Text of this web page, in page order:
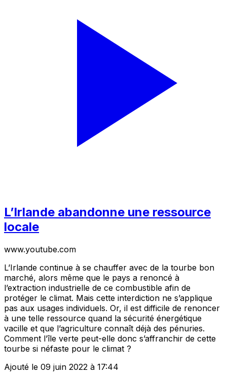
L’Irlande abandonne une ressource
locale
www.youtube.com
L’Irlande continue à se chauffer avec de la tourbe bon
marché, alors même que le pays a renoncé à
l’extraction industrielle de ce combustible afin de
protéger le climat. Mais cette interdiction ne s’applique
pas aux usages individuels. Or, il est difficile de renoncer
à une telle ressource quand la sécurité énergétique
vacille et que l’agriculture connaît déjà des pénuries.
Comment l’île verte peut-elle donc s’affranchir de cette
tourbe si néfaste pour le climat ?
Ajouté le 09 juin 2022 à 17:44